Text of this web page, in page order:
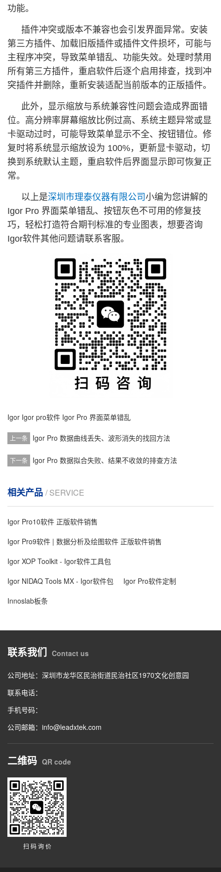
功能。
插件冲突或版本不兼容也会引发界面异常。安装
第三方插件、加载旧版插件或插件文件损坏，可能与
主程序冲突，导致菜单错乱、功能失效。处理时禁用
所有第三方插件，重启软件后逐个启用排查，找到冲
突插件并删除，重新安装适配当前版本的正版插件。
此外，显示缩放与系统兼容性问题会造成界面错
位。高分辨率屏幕缩放比例过高、系统主题异常或显
卡驱动过时，可能导致菜单显示不全、按钮错位。修
复时将系统显示缩放设为 100%，更新显卡驱动，切
换到系统默认主题，重启软件后界面显示即可恢复正
常。
以上是深圳市理泰仪器有限公司 小编为您讲解的
Igor Pro 界面菜单错乱、按钮灰色不可用的修复技
巧，轻松打造符合期刊标准的专业图表，想要咨询
Igor软件其他问题请联系客服。
Igor Igor pro软件 Igor Pro 界面菜单错乱
上一条 Igor Pro 数据曲线丢失、波形消失的找回方法
下一条 Igor Pro 数据拟合失败、结果不收敛的排查方法
相关产品 / SERVICE
Igor Pro10软件 正版软件销售
Igor Pro9软件 | 数据分析及绘图软件 正版软件销售
Igor XOP Toolkit - Igor软件工具包
Igor NIDAQ Tools MX - Igor软件包
Igor Pro软件定制
Innoslab板条
联系我们 Contact us
公司地址：深圳市龙华区民治街道民治社区1970文化创意园
联系电话：
手机号码：
公司邮箱：info@leadxtek.com
二维码 QR code
扫 码 询 价